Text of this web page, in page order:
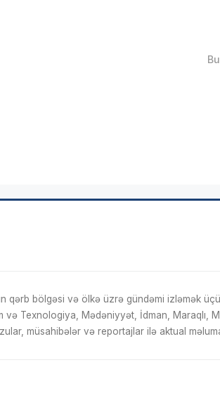
qərb bölgəsi və ölkə üzrə gündəmi izləmək
və Texnologiya, Mədəniyyət, İdman, Maraqlı,
müsahibələr və reportajlar ilə aktual